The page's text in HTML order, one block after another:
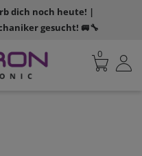
dich noch heute! |
gesucht! 🚐🔧
0